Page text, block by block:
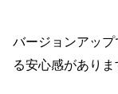
バージョンアッ
る安心感がありま